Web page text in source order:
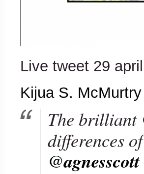
Live tweet 29
Kijua S. McMurtry
The brilliant
differences
@agnesscott